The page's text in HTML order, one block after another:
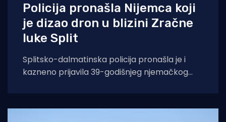
Policija pronašla Nijemca koji
je dizao dron u blizini Zračne
luke Split
Splitsko-dalmatinska policija pronašla je i
kazneno prijavila 39-godišnjeg njemačkog